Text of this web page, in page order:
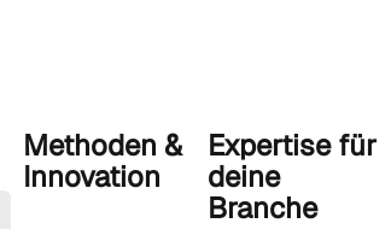
Methoden &
Innovation
Expertise für
deine
Branche